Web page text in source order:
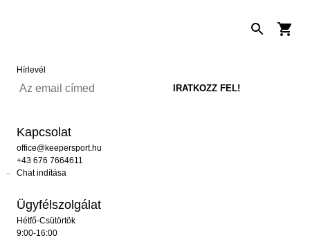
Hírlevél
Kapcsolat
office@keepersport.hu
+43 676 7664611
Chat indítása
Ügyfélszolgálat
Hétfő-Csütörtök
9:00-16:00